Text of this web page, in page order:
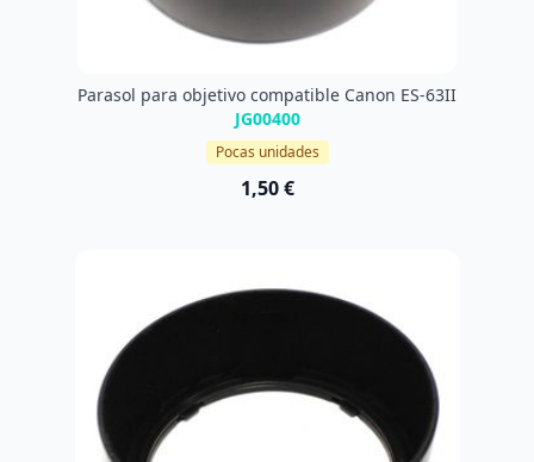
Parasol para objetivo compatible Canon ES-63II
JG00400
Pocas unidades
1,50 €